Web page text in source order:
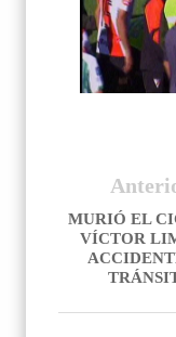
MURIÓ EL
VÍCTOR